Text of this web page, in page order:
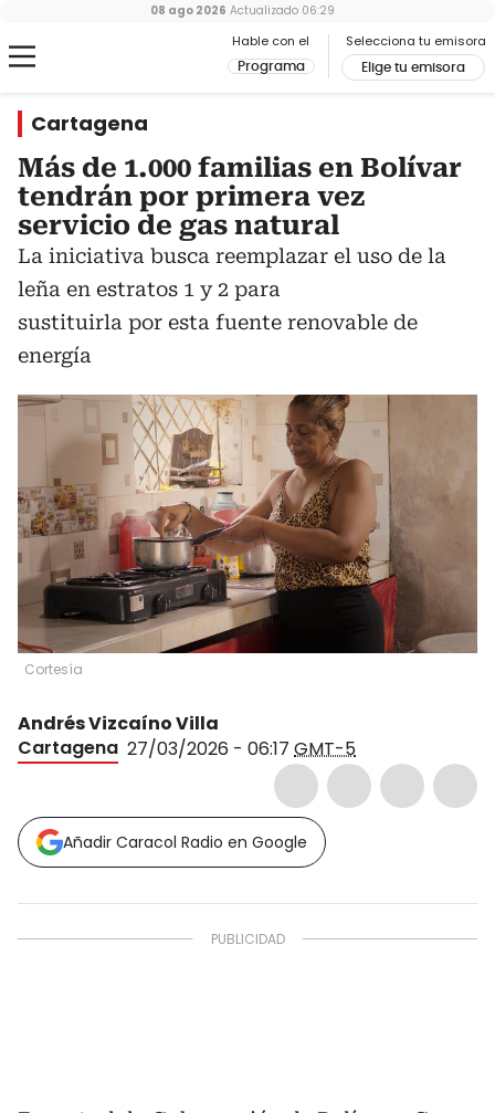
Hable con el
Programa
Selecciona tu emisora
Elige tu emisora
08 ago 2026 Actualizado 06:29
Cartagena
Más de 1.000 familias en Bolívar
tendrán por primera vez
servicio de gas natural
La iniciativa busca reemplazar el uso de la
leña en estratos 1 y 2 para
sustituirla por esta fuente renovable de
energía
Cortesía
Andrés Vizcaíno Villa
Cartagena 27/03/2026 - 06:17 GMT-5
Añadir Caracol Radio en Google